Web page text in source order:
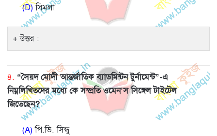
(D)সিমলা
উত্তর :
৪. “সৈয়দ মোদী আন্তর্জাতিক ব্যাডমিন্টন টুর্নামেন্ট”-এ
নিম্নলিখিতদের মধ্যে কে সম্প্রতি ওমেন’স সিঙ্গেল টাইটেল
জিতেছেন?
(A)পি.ভি. সিন্ধু